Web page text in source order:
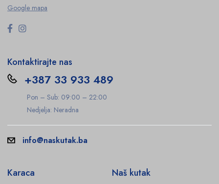
Google mapa
Kontaktirajte nas
+387 33 933 489
Pon – Sub: 09:00 – 22:00
Nedjelja: Neradna
info@naskutak.ba
Karaca Naš kutak